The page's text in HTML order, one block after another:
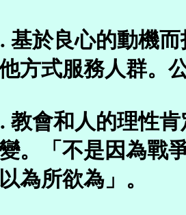
基於良心的動機
方式服務人群。
教會和人的理性
。「不是因為戰
為所欲為」。